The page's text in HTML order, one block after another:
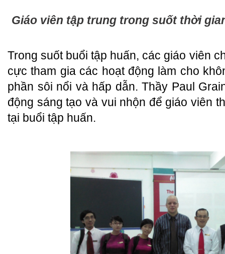
Giáo viên tập trung trong suốt thời
Trong suốt buổi tập huấn, các giáo viên
cực tham gia các hoạt động làm cho
phần sôi nổi và hấp dẫn. Thầy Paul
động sáng tạo và vui nhộn để giáo viên
tại buổi tập huấn.